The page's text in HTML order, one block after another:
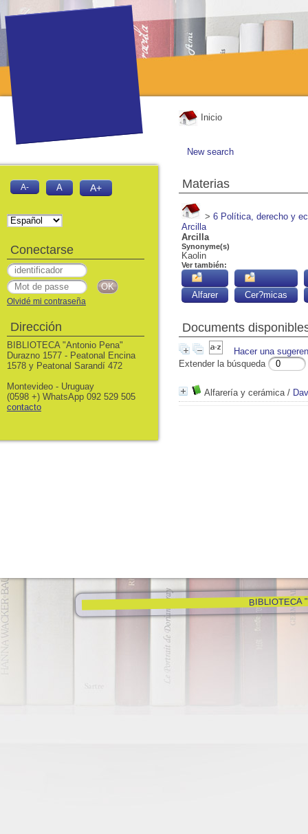
Inicio
New search
Materias
> 6 Política, derecho y
Arcilla
Arcilla
Synonyme(s)
Kaolin
Ver también:
Alfarer Cer?micas
Documents
Hacer una
Extender la búsqueda
Alfarería y cerámica/
BIBLIOTECA
A- A A+
Conectarse
Olvidé mi contraseña
Dirección
BIBLIOTECA "Antonio Pena"
Durazno 1577 - Peatonal Encina
1578 y Peatonal Sarandí 472
Montevideo - Uruguay
(0598 +) WhatsApp 092 529 505
contacto